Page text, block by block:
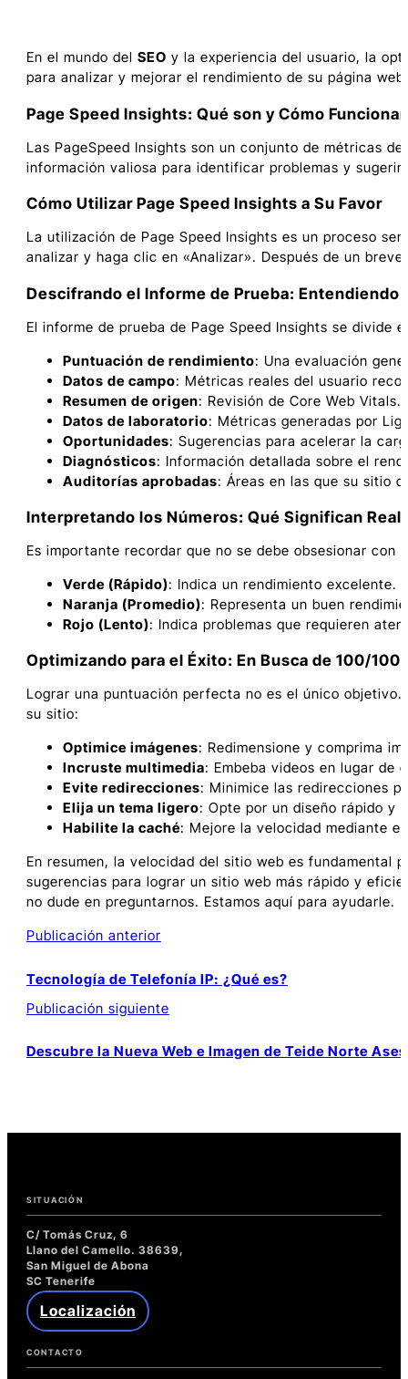
En el mundo del SEO y la experiencia del usuario, la
para analizar y mejorar el rendimiento de su página
Page Speed Insights: Qué son y Cómo
Las PageSpeed Insights son un conjunto de métricas
información valiosa para identificar problemas y
Cómo Utilizar Page Speed Insights a Su Favor
La utilización de Page Speed Insights es un proceso
analizar y haga clic en «Analizar». Después de un
Descifrando el Informe de Prueba: Entendiendo
El informe de prueba de Page Speed Insights se
Puntuación de rendimiento: Una evaluación
Datos de campo: Métricas reales del usuario
Resumen de origen: Revisión de Core Web Vitals.
Datos de laboratorio: Métricas generadas por
Oportunidades: Sugerencias para acelerar la
Diagnósticos: Información detallada sobre el
Auditorías aprobadas: Áreas en las que su sitio
Interpretando los Números: Qué Significan
Es importante recordar que no se debe obsesionar
Verde (Rápido): Indica un rendimiento excelente.
Naranja (Promedio): Representa un buen
Rojo (Lento): Indica problemas que requieren
Optimizando para el Éxito: En Busca de 100/100
Lograr una puntuación perfecta no es el único
su sitio:
Optimice imágenes: Redimensione y comprima
Incruste multimedia: Embeba videos en lugar de
Evite redirecciones: Minimice las redirecciones
Elija un tema ligero: Opte por un diseño rápido y
Habilite la caché: Mejore la velocidad mediante
En resumen, la velocidad del sitio web es fundamental
sugerencias para lograr un sitio web más rápido y
no dude en preguntarnos. Estamos aquí para ayudarle.
Buscar
Entradas
con
de
con
PageSpeed
Insights
Publicación anterior
Tecnología de Telefonía IP: ¿Qué es?
Publicación siguiente
Descubre la Nueva Web e Imagen de Teide Norte
SITUACIÓN
C/ Tomás Cruz, 6
Llano del Camello. 38639,
San Miguel de Abona
SC Tenerife
Localización
CONTACTO